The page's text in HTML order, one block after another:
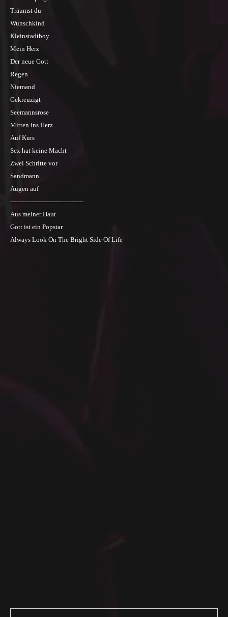
Träumst du
Wunschkind
Kleinstadtboy
Mein Herz
Der neue Gott
Regen
Niemand
Gekreuzigt
Seemannsrose
Mitten ins Herz
Auf Kurs
Sex hat keine Macht
Zwei Schritte vor
Sandmann
Augen auf
------------------------------------
Aus meiner Haut
Gott ist ein Popstar
Always Look On The Bright Side Of Life